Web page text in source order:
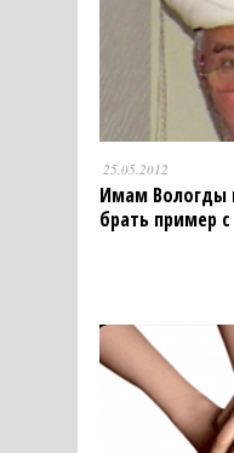
25.05.2012
Имам Вологды
брать пример